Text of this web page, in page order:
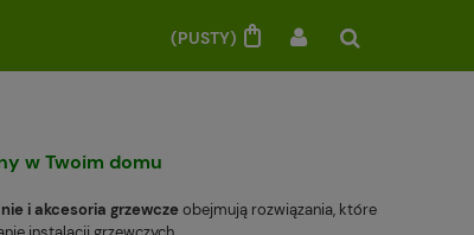
(PUSTY)
w Twoim domu
i akcesoria grzewcze obejmują rozwiązania, które